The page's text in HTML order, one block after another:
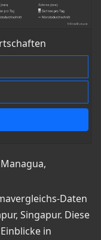
Daten
Singapur. Diese
in